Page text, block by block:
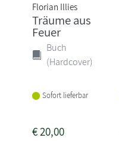
Florian Illies
Träume aus
Feuer
Buch
(Hardcover)
Sofort lieferbar
€20,00